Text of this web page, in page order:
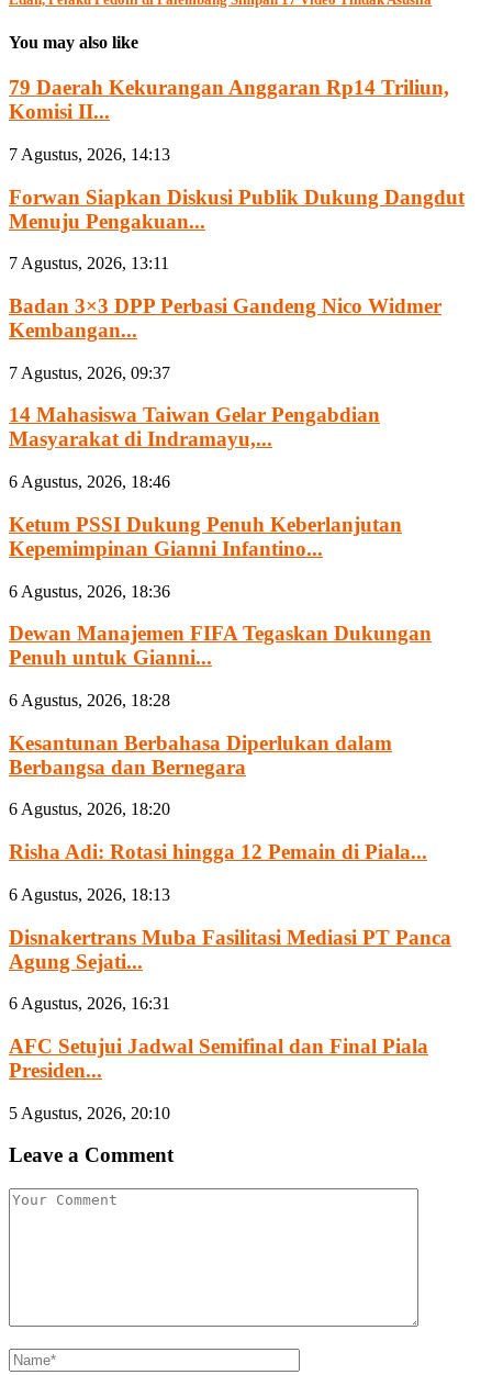
You may also like
79 Daerah Kekurangan Anggaran Rp14 Triliun,
Komisi II...
7 Agustus, 2026, 14:13
Forwan Siapkan Diskusi Publik Dukung Dangdut
Menuju Pengakuan...
7 Agustus, 2026, 13:11
Badan 3×3 DPP Perbasi Gandeng Nico Widmer
Kembangan...
7 Agustus, 2026, 09:37
14 Mahasiswa Taiwan Gelar Pengabdian
Masyarakat di Indramayu,...
6 Agustus, 2026, 18:46
Ketum PSSI Dukung Penuh Keberlanjutan
Kepemimpinan Gianni Infantino...
6 Agustus, 2026, 18:36
Dewan Manajemen FIFA Tegaskan Dukungan
Penuh untuk Gianni...
6 Agustus, 2026, 18:28
Kesantunan Berbahasa Diperlukan dalam
Berbangsa dan Bernegara
6 Agustus, 2026, 18:20
Risha Adi: Rotasi hingga 12 Pemain di Piala...
6 Agustus, 2026, 18:13
Disnakertrans Muba Fasilitasi Mediasi PT Panca
Agung Sejati...
6 Agustus, 2026, 16:31
AFC Setujui Jadwal Semifinal dan Final Piala
Presiden...
5 Agustus, 2026, 20:10
Leave a Comment